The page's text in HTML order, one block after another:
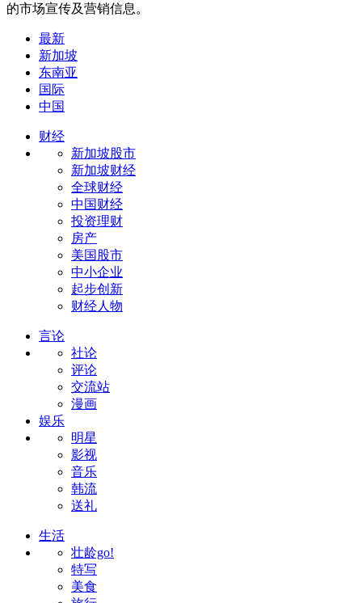
的市场宣传及营销信息。
最新
新加坡
东南亚
国际
中国
财经
新加坡股市
新加坡财经
全球财经
中国财经
投资理财
房产
美国股市
中小企业
起步创新
财经人物
言论
社论
评论
交流站
漫画
娱乐
明星
影视
音乐
韩流
送礼
生活
壮龄go!
特写
美食